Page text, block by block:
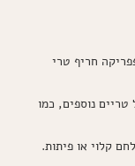
חריף טרי
טריים נוספים, כמו
קלוי או פיתות.